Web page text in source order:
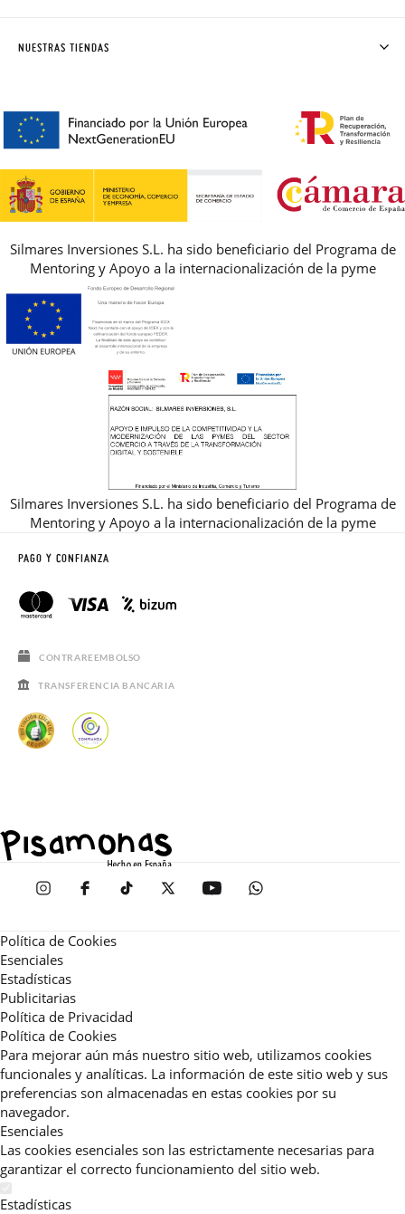
AVISO LEGAL, PRIVACIDAD Y COOKIES
REBAJAS
PREGUNTAS FRECUENTES
NUESTRAS TIENDAS
Silmares Inversiones S.L. ha sido beneficiario del Programa de
Mentoring y Apoyo a la internacionalización de la pyme
Silmares Inversiones S.L. ha sido beneficiario del Programa de
Mentoring y Apoyo a la internacionalización de la pyme
PAGO Y CONFIANZA
CONTRAREEMBOLSO
TRANSFERENCIA BANCARIA
Política de Cookies
Esenciales
Estadísticas
Publicitarias
Política de Privacidad
Política de Cookies
Para mejorar aún más nuestro sitio web, utilizamos cookies
funcionales y analíticas. La información de este sitio web y sus
preferencias son almacenadas en estas cookies por su
navegador.
Esenciales
Las cookies esenciales son las estrictamente necesarias para
garantizar el correcto funcionamiento del sitio web.
Estadísticas